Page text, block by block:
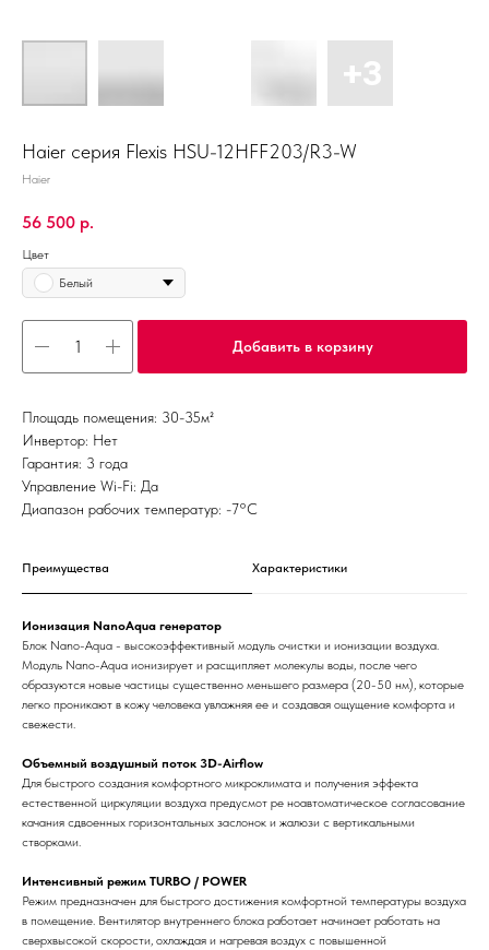
Haier серия Flexis HSU-12HFF203/R3-W
Haier
56 500 р.
Цвет
Белый
Добавить в корзину
Площадь помещения: 30-35м²
Инвертор: Нет
Гарантия: 3 года
Управление Wi-Fi: Да
Диапазон рабочих температур: -7°С
Преимущества Характеристики
Ионизация NanoAqua генератор
Блок Nano-Aqua - высокоэффективный модуль очистки и ионизации воздуха.
Модуль Nano-Aqua ионизирует и расщипляет молекулы воды, после чего
образуются новые частицы существенно меньшего размера (20-50 нм), которые
легко проникают в кожу человека увлажняя ее и создавая ощущение комфорта и
свежести.
Объемный воздушный поток 3D-Airflow
Для быстрого создания комфортного микроклимата и получения эффекта
естественной циркуляции воздуха предусмот ре ноавтоматическое согласование
качания сдвоенных горизонтальных заслонок и жалюзи с вертикальными
створками.
Интенсивный режим TURBO / POWER
Режим предназначен для быстрого достижения комфортной температуры воздуха
в помещение. Вентилятор внутреннего блока работает начинает работать на
сверхвысокой скорости, охлаждая и нагревая воздух с повышенной